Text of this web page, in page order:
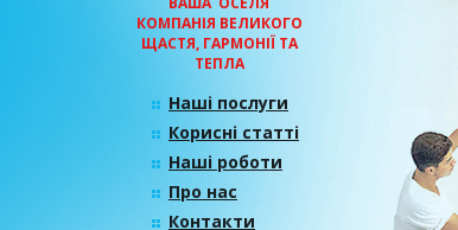
КОМПАНІЯ ВЕЛИКОГО
ЩАСТЯ, ГАРМОНІЇ ТА
ТЕПЛА
Наші послуги
Корисні статті
Наші роботи
Про нас
Контакти